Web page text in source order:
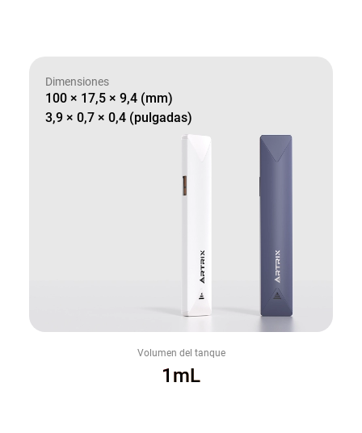
Dimensiones
100 × 17,5 × 9,4 (mm)
3,9 × 0,7 × 0,4 (pulgadas)
Volumen del tanque
1mL